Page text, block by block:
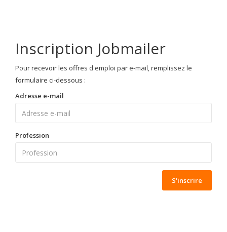
Inscription Jobmailer
Pour recevoir les offres d'emploi par e-mail, remplissez le
formulaire ci-dessous :
Adresse e-mail
Profession
S'inscrire